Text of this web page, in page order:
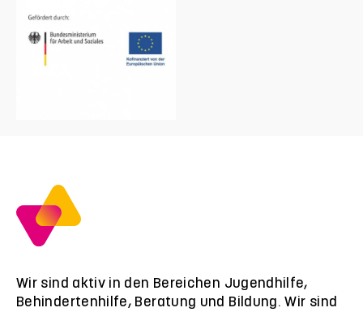
Wir sind aktiv in den Bereichen Jugendhilfe,
Behindertenhilfe, Beratung und Bildung. Wir sind